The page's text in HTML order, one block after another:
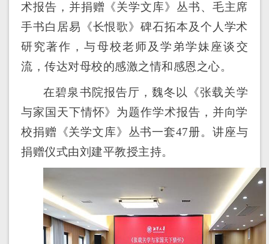
术报告，并捐赠《关学文库》丛书、毛主席
手书白居易《长恨歌》碑石拓本及个人学术
研究著作，与母校老师及学弟学妹座谈交
流，传达对母校的感激之情和感恩之心。
在碧泉书院报告厅，魏冬以《张载关学
与家国天下情怀》为题作学术报告，并向学
校捐赠《关学文库》丛书一套47册。讲座与
捐赠仪式由刘建平教授主持。